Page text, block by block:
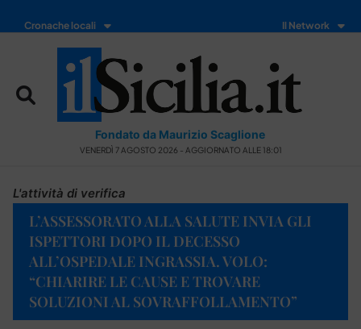
Cronache locali Il Network
Fondato da Maurizio Scaglione
VENERDÌ 7 AGOSTO 2026 - AGGIORNATO ALLE 18:01
L'attività di verifica
L’ASSESSORATO ALLA SALUTE INVIA GLI
ISPETTORI DOPO IL DECESSO
ALL’OSPEDALE INGRASSIA. VOLO:
“CHIARIRE LE CAUSE E TROVARE
SOLUZIONI AL SOVRAFFOLLAMENTO”